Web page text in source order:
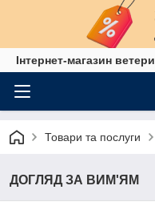
Інтернет-магазин
Товари та послуги
ДОГЛЯД ЗА ВИМ'ЯМ